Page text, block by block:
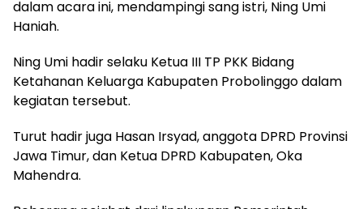
dalam acara ini, mendampingi sang istri, Ning Umi
Haniah.
Ning Umi hadir selaku Ketua III TP PKK Bidang
Ketahanan Keluarga Kabupaten Probolinggo dalam
kegiatan tersebut.
Turut hadir juga Hasan Irsyad, anggota DPRD Provinsi
Jawa Timur, dan Ketua DPRD Kabupaten, Oka
Mahendra.